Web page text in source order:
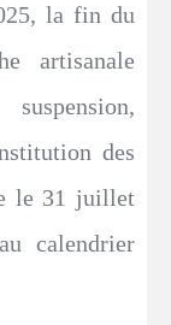
la fin du
artisanale
des
le 31 juillet
calendrier